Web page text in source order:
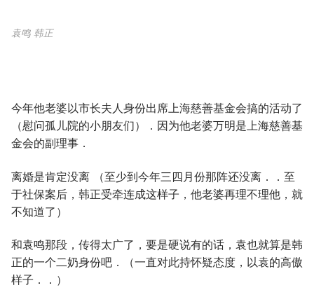
袁鸣 韩正
今年他老婆以市长夫人身份出席上海慈善基金会搞的活动了
（慰问孤儿院的小朋友们）．因为他老婆万明是上海慈善基
金会的副理事．
离婚是肯定没离 （至少到今年三四月份那阵还没离．．至
于社保案后，韩正受牵连成这样子，他老婆再理不理他，就
不知道了）
和袁鸣那段，传得太广了，要是硬说有的话，袁也就算是韩
正的一个二奶身份吧．（一直对此持怀疑态度，以袁的高傲
样子．．）